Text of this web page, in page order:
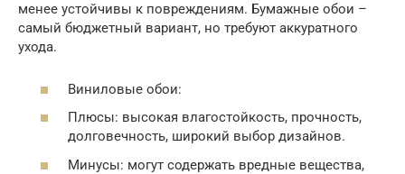
менее устойчивы к повреждениям. Бумажные обои –
самый бюджетный вариант, но требуют аккуратного
ухода.
Виниловые обои:
Плюсы: высокая влагостойкость, прочность,
долговечность, широкий выбор дизайнов.
Минусы: могут содержать вредные вещества,